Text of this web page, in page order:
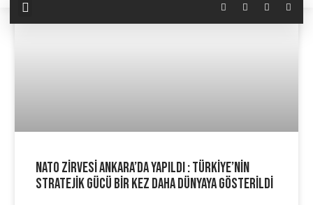
NATO Zirvesi Ankara’da Yapıldı : Türkiye’nin
Stratejik Gücü Bir Kez Daha Dünyaya Gösterildi